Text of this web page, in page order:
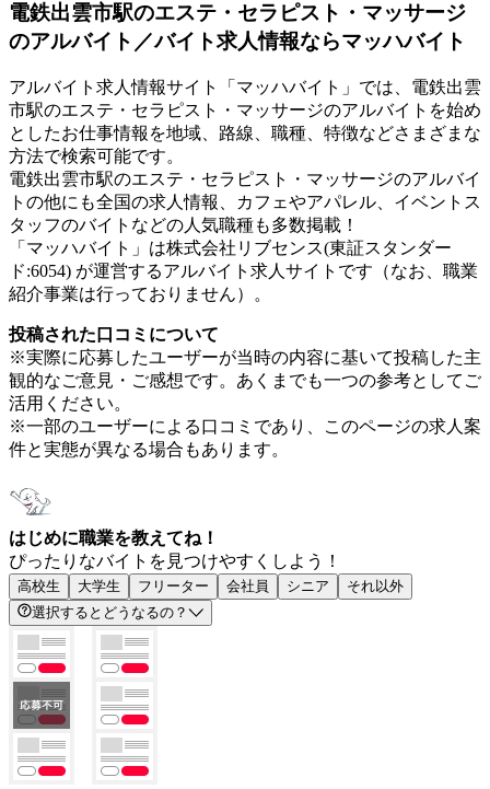
電鉄出雲市駅のエステ・セラピスト・マッサージ
のアルバイト／バイト求人情報ならマッハバイト
アルバイト求人情報サイト「マッハバイト」では、電鉄出雲
市駅のエステ・セラピスト・マッサージのアルバイトを始め
としたお仕事情報を地域、路線、職種、特徴などさまざまな
方法で検索可能です。
電鉄出雲市駅のエステ・セラピスト・マッサージのアルバイ
トの他にも全国の求人情報、カフェやアパレル、イベントス
タッフのバイトなどの人気職種も多数掲載！
「マッハバイト」は株式会社リブセンス(東証スタンダー
ド:6054) が運営するアルバイト求人サイトです（なお、職業
紹介事業は行っておりません）。
投稿された口コミについて
※実際に応募したユーザーが当時の内容に基いて投稿した主
観的なご意見・ご感想です。あくまでも一つの参考としてご
活用ください。
※一部のユーザーによる口コミであり、このページの求人案
件と実態が異なる場合もあります。
はじめに職業を教えてね！
ぴったりなバイトを見つけやすくしよう！
高校生 大学生 フリーター 会社員 シニア
それ以外
選択するとどうなるの？